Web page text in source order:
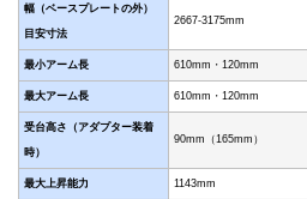
幅（ベースプレートの外）
目安寸法
2667-3175mm
最小アーム長 610mm・120mm
最大アーム長 610mm・120mm
受台高さ（アダプター装着
時）
90mm（165mm）
最大上昇能力 1143mm